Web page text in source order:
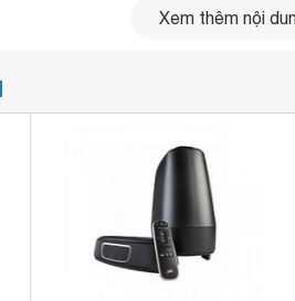
độc quyền cho âm trường
đa chiều chân thực. Công nghệ
cho xem phim, nghe nhạc và chơi
Xem thêm nội